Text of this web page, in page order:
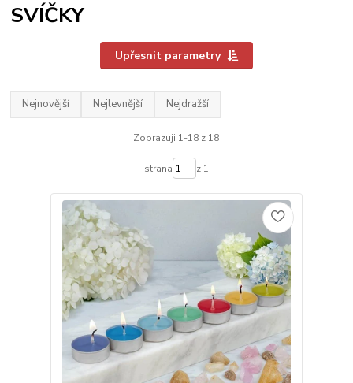
SVÍČKY
Upřesnit parametry
Nejnovější Nejlevnější Nejdražší
Zobrazuji 1-18 z 18
strana z 1